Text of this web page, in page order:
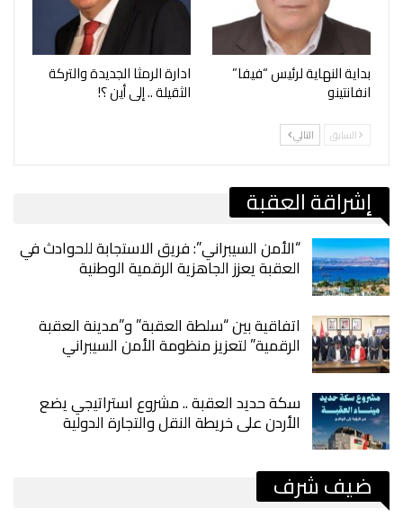
بداية النهاية لرئيس “فيفا”
انفانتينو
ادارة الرمثا الجديدة والتركة
الثقيلة .. إلى أين ؟!
السابق التالي
إشراقة العقبة
“الأمن السيبراني”: فريق الاستجابة للحوادث في
العقبة يعزز الجاهزية الرقمية الوطنية
اتفاقية بين “سلطة العقبة” و”مدينة العقبة
الرقمية” لتعزيز منظومة الأمن السيبراني
سكة حديد العقبة .. مشروع استراتيجي يضع
الأردن على خريطة النقل والتجارة الدولية
ضيف شرف